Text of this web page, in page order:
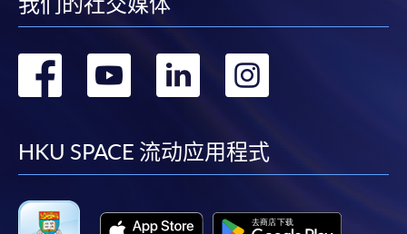
转
facebook
转
youtube
转
linkedin
HKU SPACE 流动应用程式